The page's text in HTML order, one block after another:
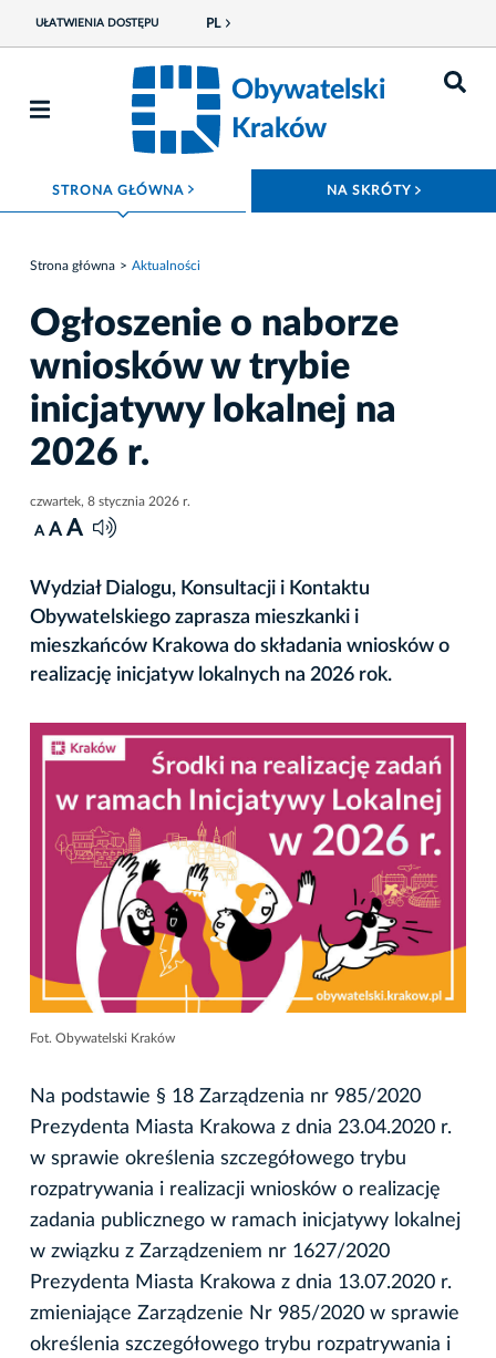
UŁATWIENIA DOSTĘPU PL
Obywatelski
Kraków
STRONA GŁÓWNA ROZWIŃ MENU NA SKRÓTY
Strona główna Aktualności
Ogłoszenie o naborze
wniosków w trybie
inicjatywy lokalnej na
2026 r.
czwartek, 8 stycznia 2026 r.
A A A
Wydział Dialogu, Konsultacji i Kontaktu
Obywatelskiego zaprasza mieszkanki i
mieszkańców Krakowa do składania wniosków o
realizację inicjatyw lokalnych na 2026 rok.
Fot. Obywatelski Kraków
Na podstawie § 18 Zarządzenia nr 985/2020
Prezydenta Miasta Krakowa z dnia 23.04.2020 r.
w sprawie określenia szczegółowego trybu
rozpatrywania i realizacji wniosków o realizację
zadania publicznego w ramach inicjatywy lokalnej
w związku z Zarządzeniem nr 1627/2020
Prezydenta Miasta Krakowa z dnia 13.07.2020 r.
zmieniające Zarządzenie Nr 985/2020 w sprawie
określenia szczegółowego trybu rozpatrywania i